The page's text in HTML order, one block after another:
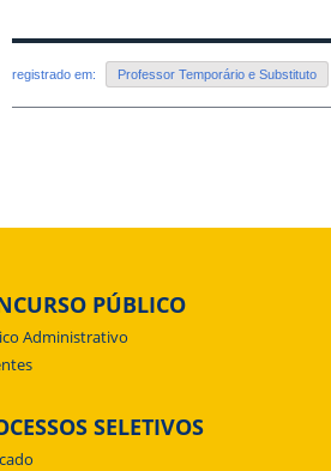
registrado em: Professor Temporário e Substituto
PÚBLICO
Administrativo
SELETIVOS